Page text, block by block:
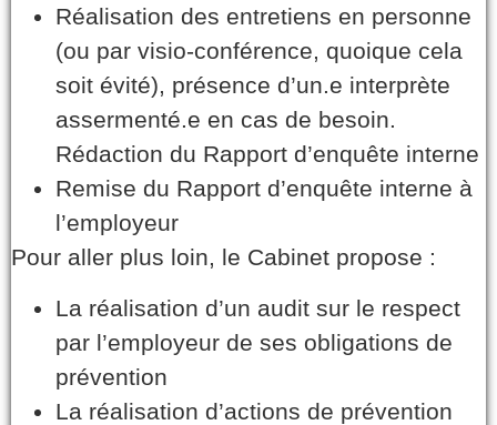
Réalisation des entretiens en personne
(ou par visio-conférence, quoique cela
soit évité), présence d’un.e interprète
assermenté.e en cas de besoin.
Rédaction du Rapport d’enquête interne
Remise du Rapport d’enquête interne à
l’employeur
Pour aller plus loin, le Cabinet propose :
La réalisation d’un audit sur le respect
par l’employeur de ses obligations de
prévention
La réalisation d’actions de prévention